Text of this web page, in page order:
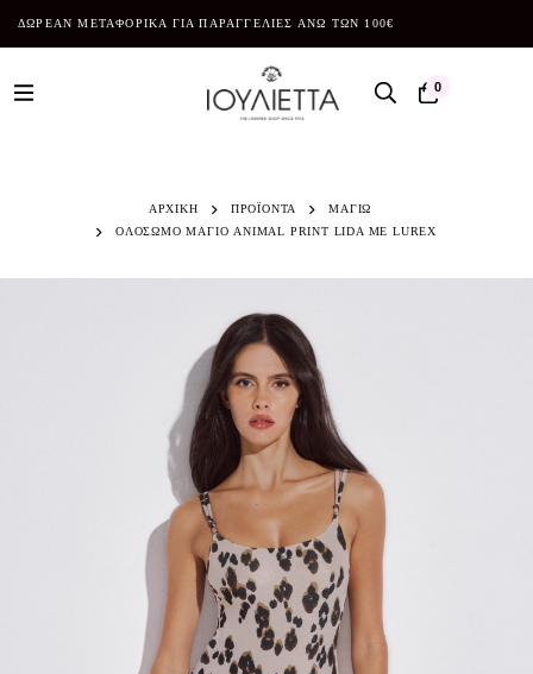
ΔΩΡΕΑΝ ΜΕΤΑΦΟΡΙΚΑ ΓΙΑ ΠΑΡΑΓΓΕΛΙΕΣ ΑΝΩ ΤΩΝ 100€
0
ΑΡΧΙΚΗ ΠΡΟΪΌΝΤΑ
ΜΑΓΙΩ
ΟΛΟΣΩΜΟ ΜΑΓΙΟ ANIMAL PRINT LIDA ΜΕ LUREX